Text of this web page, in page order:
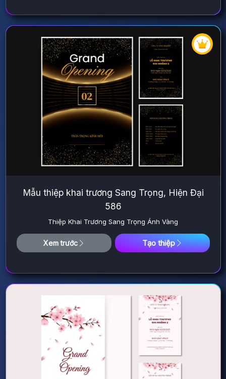
Mẫu thiệp khai trương Sang Trọng, Hiện Đại
586
Thiệp Khai Trương Sang Trọng Ánh Vàng
Xem trước Tạo thiệp